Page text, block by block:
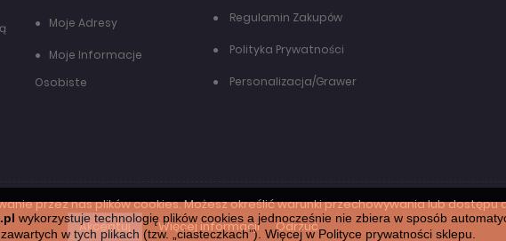
wykorzystuje technologię plików cookies a jednocześnie nie zbiera w sposób
zawartych w tych plikach (tzw. „ciasteczkach”). Więcej wPolityce prywatności sklepu.
Moje Adresy
Moje Informacje
Osobiste
Regulamin Zakupów
Polityka Prywatności
Personalizacja/grawer
WoodWorld.pl. Wszystkie prawa zastrzeżone. 2024 Akceptujemy:
przez nas plików cookies. Możesz określić warunki przechowywania lub
Akceptuj
Więcej informacji Odrzuć